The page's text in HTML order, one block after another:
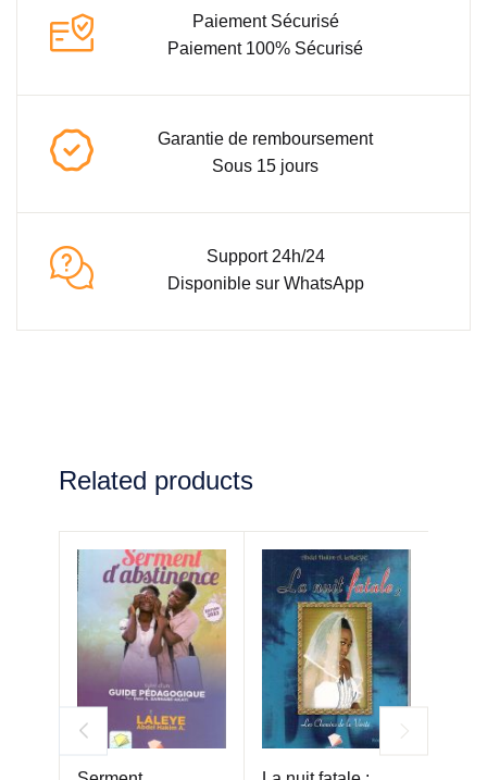
Paiement Sécurisé
Paiement 100% Sécurisé
Garantie de remboursement
Sous 15 jours
Support 24h/24
Disponible sur WhatsApp
Related products